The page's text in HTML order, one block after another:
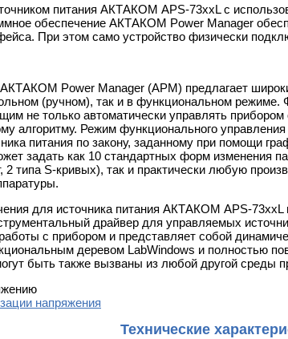
питания АКТАКОМ APS-73хxL с
обеспечение АКТАКОМ Power Manager
При этом само устройство физически
Power Manager (APM) предлагает
(ручном), так и в функциональном
не только автоматически управлять
алгоритму. Режим функционального
питания по закону, заданному при помощи
задать как 10 стандартных форм изменения
2 типа S-кривых), так и практически любую
для источника питания АКТАКОМ APS-73хxL
драйвер для управляемых
с прибором и представляет собой
деревом LabWindows и полностью
быть также вызваны из любой другой среды
напряжения
Технические